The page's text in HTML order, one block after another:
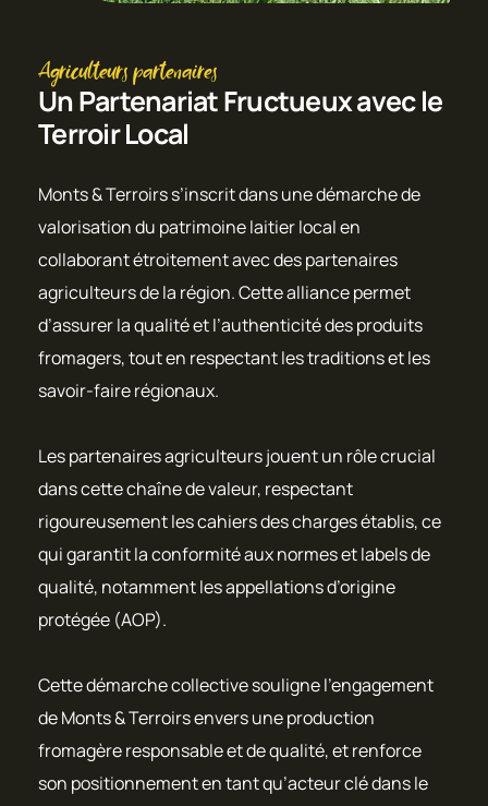
Agriculteurs partenaires
Un Partenariat Fructueux avec le
Terroir Local
Monts & Terroirs s’inscrit dans une démarche de
valorisation du patrimoine laitier local en
collaborant étroitement avec des partenaires
agriculteurs de la région. Cette alliance permet
d’assurer la qualité et l’authenticité des produits
fromagers, tout en respectant les traditions et les
savoir-faire régionaux.
Les partenaires agriculteurs jouent un rôle crucial
dans cette chaîne de valeur, respectant
rigoureusement les cahiers des charges établis, ce
qui garantit la conformité aux normes et labels de
qualité, notamment les appellations d’origine
protégée (AOP).
Cette démarche collective souligne l’engagement
de Monts & Terroirs envers une production
fromagère responsable et de qualité, et renforce
son positionnement en tant qu’acteur clé dans le